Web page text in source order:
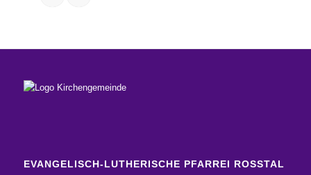
EVANGELISCH-LUTHERISCHE PFARREI ROSSTAL